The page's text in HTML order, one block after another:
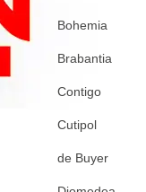
Bohemia
Brabantia
Contigo
Cutipol
de Buyer